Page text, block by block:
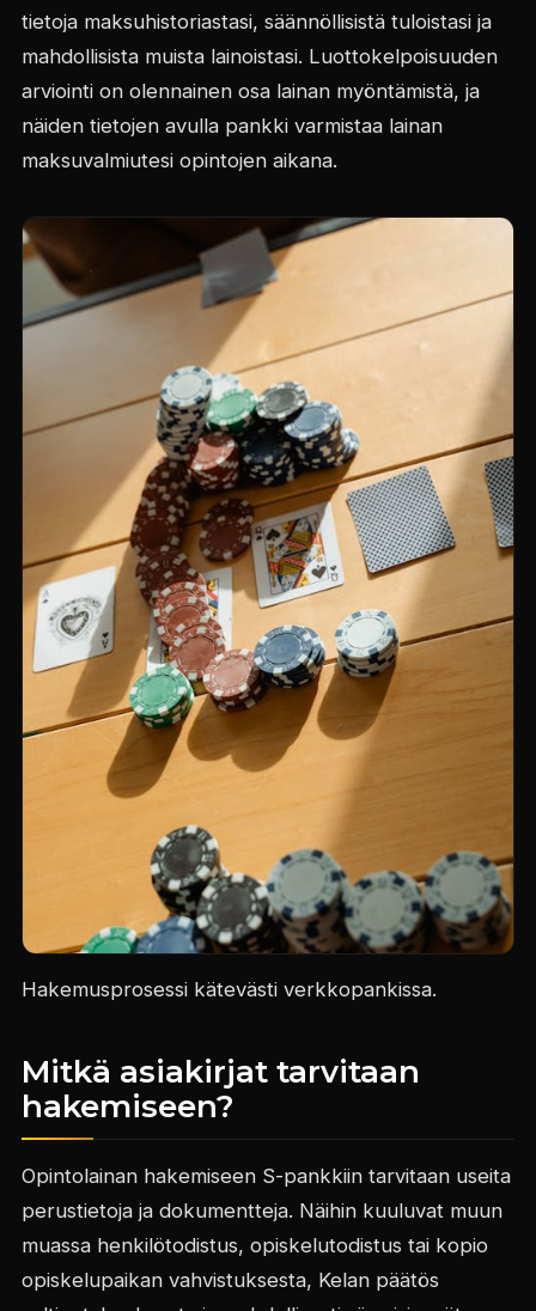
tietoja maksuhistoriastasi, säännöllisistä tuloistasi ja
mahdollisista muista lainoistasi. Luottokelpoisuuden
arviointi on olennainen osa lainan myöntämistä, ja
näiden tietojen avulla pankki varmistaa lainan
maksuvalmiutesi opintojen aikana.
Hakemusprosessi kätevästi verkkopankissa.
Mitkä asiakirjat tarvitaan
hakemiseen?
Opintolainan hakemiseen S-pankkiin tarvitaan useita
perustietoja ja dokumentteja. Näihin kuuluvat muun
muassa henkilötodistus, opiskelutodistus tai kopio
opiskelupaikan vahvistuksesta, Kelan päätös